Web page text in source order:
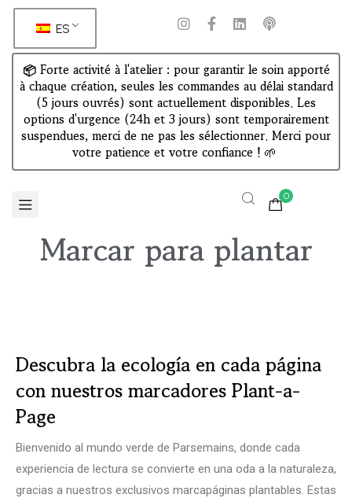
📦 Forte activité à l'atelier : pour garantir le soin apporté
à chaque création, seules les commandes au délai standard
(5 jours ouvrés) sont actuellement disponibles. Les
options d'urgence (24h et 3 jours) sont temporairement
suspendues, merci de ne pas les sélectionner. Merci pour
votre patience et votre confiance ! 🌱
ES
0
Marcar para plantar
Descubra la ecología en cada página
con nuestros marcadores Plant-a-
Page
Bienvenido al mundo verde de Parsemains, donde cada
experiencia de lectura se convierte en una oda a la naturaleza,
gracias a nuestros exclusivos marcapáginas plantables. Estas